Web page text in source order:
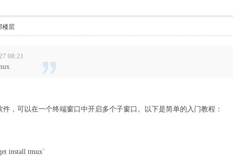
楼层
08:21
，可以在一个终端窗口中开启多个子窗口。以下是简单的入门教程：
install tmux`